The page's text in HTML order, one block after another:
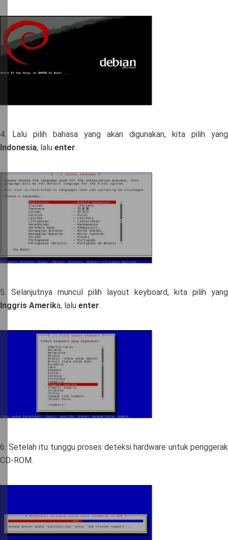
4. Lalu pilih bahasa yang akan digunakan, kita pilih yang
Indonesia, lalu enter.
5. Selanjutnya muncul pilih layout keyboard, kita pilih yang
Inggris Amerika, lalu enter.
6. Setelah itu tunggu proses deteksi hardware untuk penggerak
CD-ROM.